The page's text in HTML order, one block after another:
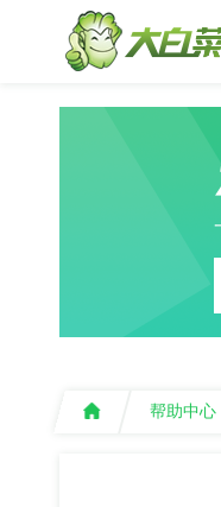
帮助中心